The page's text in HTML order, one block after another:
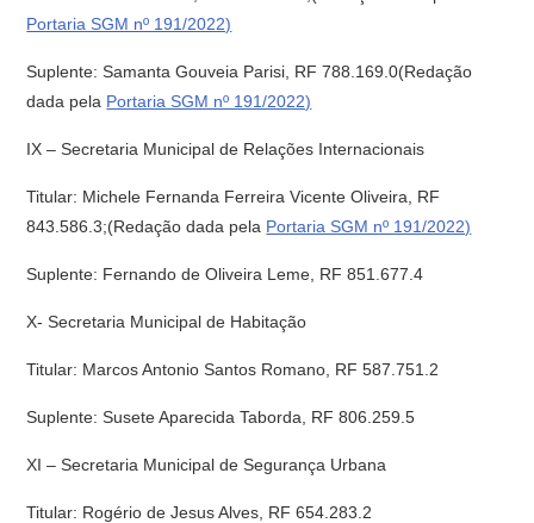
Portaria SGM nº 191/2022)
Suplente: Samanta Gouveia Parisi, RF 788.169.0(Redação
dada pela Portaria SGM nº 191/2022)
IX – Secretaria Municipal de Relações Internacionais
Titular: Michele Fernanda Ferreira Vicente Oliveira, RF
843.586.3;(Redação dada pela Portaria SGM nº 191/2022)
Suplente: Fernando de Oliveira Leme, RF 851.677.4
X- Secretaria Municipal de Habitação
Titular: Marcos Antonio Santos Romano, RF 587.751.2
Suplente: Susete Aparecida Taborda, RF 806.259.5
XI – Secretaria Municipal de Segurança Urbana
Titular: Rogério de Jesus Alves, RF 654.283.2